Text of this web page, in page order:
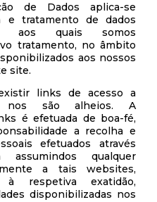
de Dados aplica-se
e tratamento de dados
aos quais somos
tratamento, no âmbito
aos nossos
site.
links de acesso a
nos são alheios. A
é efetuada de boa-fé,
a recolha e
efetuados através
qualquer
a tais websites,
à respetiva exatidão,
disponibilizadas nos